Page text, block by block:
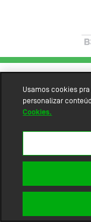
Usamos cookies
personalizar
Cookies.